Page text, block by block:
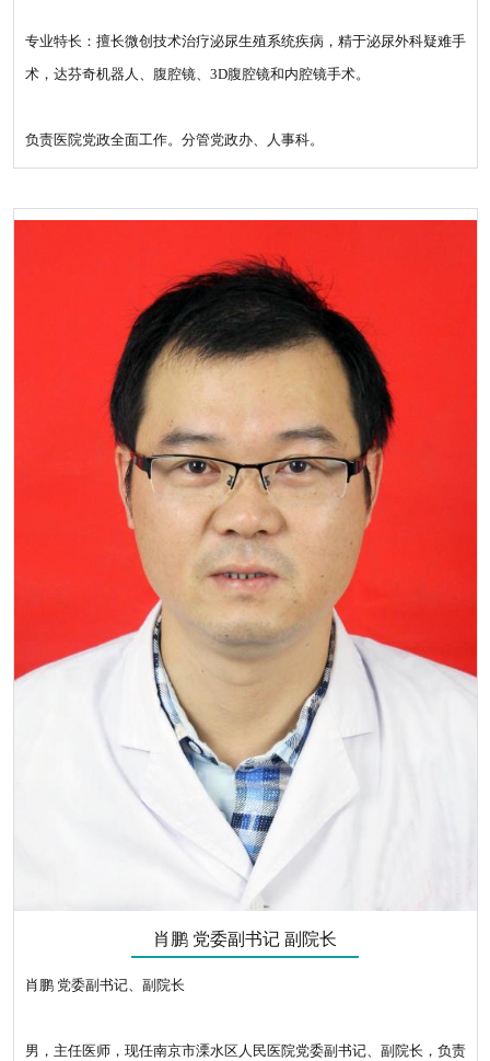
专业特长：擅长微创技术治疗泌尿生殖系统疾病，精于泌尿外科疑难手
术，达芬奇机器人、腹腔镜、3D腹腔镜和内腔镜手术。
负责医院党政全面工作。分管党政办、人事科。
肖鹏 党委副书记 副院长
肖鹏 党委副书记、副院长
男，主任医师，现任南京市溧水区人民医院党委副书记、副院长，负责